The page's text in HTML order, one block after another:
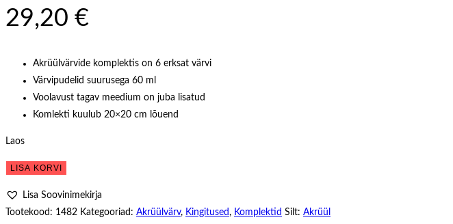
29,20 €
Akrüülvärvide komplektis on 6 erksat värvi
Värvipudelid suurusega 60 ml
Voolavust tagav meedium on juba lisatud
Komlekti kuulub 20×20 cm lõuend
Laos
Akrüülvärvide
Komplekt
LISA KORVI
Lisa Soovinimekirja
Tootekood: 1482 Kategooriad: Akrüülvärv, Kingitused, Komplektid Silt: Akrüül